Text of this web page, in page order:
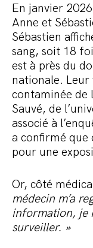
En janvier
Anne et
Sébastien
sang, soit 18
est à près du
nationale. Leur
contaminée de
Sauvé, de
associé à
a confirmé que
pour une
Or, côté
médecin m’a
information, je
surveiller. »